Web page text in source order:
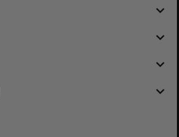
navigate_before
navigate_before
navigate_before
navigate_before